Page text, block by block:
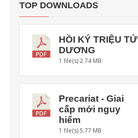
TOP DOWNLOADS
HỒI KÝ TRIỆU TỬ
DƯƠNG
1 file(s)2.74 MB
Precariat - Giai
cấp mới nguy
hiểm
1 file(s)5.77 MB